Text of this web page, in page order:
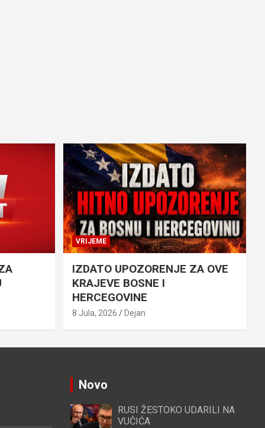
VRIJEME
IZDATO UPOZORENJE ZA OVE
KRAJEVE BOSNE I
HERCEGOVINE
8 Jula, 2026 Dejan
Novo
RUSI ŽESTOKO UDARILI NA
VUČIĆA